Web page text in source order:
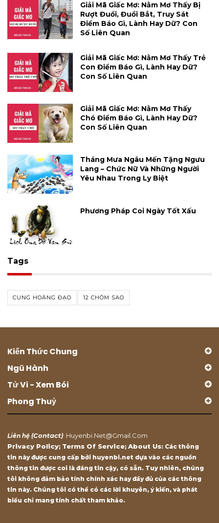
Giải Mã Giấc Mơ: Nằm Mơ Thấy Bị
Rượt Đuổi, Đuổi Bắt, Truy Sát
Điềm Báo Gì, Lành Hay Dữ? Con
Số Liên Quan
Giải Mã Giấc Mơ: Nằm Mơ Thấy Trẻ
Con Điềm Báo Gì, Lành Hay Dữ?
Con Số Liên Quan
Giải Mã Giấc Mơ: Nằm Mơ Thấy
Chó Điềm Báo Gì, Lành Hay Dữ?
Con Số Liên Quan
Tháng Mưa Ngâu Mến Tặng Ngưu
Lang – Chức Nữ Và Những Người
Yêu Nhau Trong Ly Biệt
Phương Pháp Coi Ngày Tốt Xấu
Tags
CUNG HOÀNG ĐẠO 12 CHÒM SAO
Kiến Thức Chung
Ngũ Hành
Tử Vi - Xem Bói
Phong Thuỷ
Liên hệ (Contact): Huyenbi.net@gmail.com
Privacy Policy; Terms Of Service; About Us: Các thông
tin này được cung cấp bởi huyenbi.net dựa vào các nguồn
thông tin được coi là đáng tin cậy, có sẵn. Tuy nhiên, chúng
tôi không đảm bảo tính chính xác hay đầy đủ của các thông
tin này. Chúng tôi có thể có các lời khuyên, ý kiến, và phát
biểu chỉ mang tính chất tham khảo.